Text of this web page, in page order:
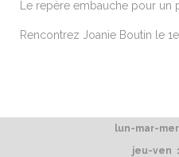
Le repère embauche pour un
Rencontrez Joanie Boutin le
lun-mar-mer
jeu-ven